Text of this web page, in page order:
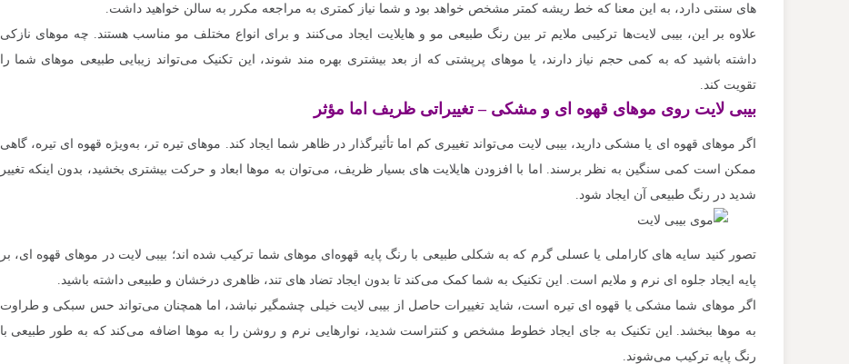
های سنتی دارد، به این معنا که خط ریشه کمتر مشخص خواهد بود و شما نیاز کمتری به مراجعه مکرر به سالن خواهید داشت.
علاوه بر این، بیبی لایت‌ها ترکیبی ملایم‌ تر بین رنگ طبیعی مو و هایلایت ایجاد می‌کنند و برای انواع مختلف مو مناسب هستند. چه موهای نازکی
داشته باشید که به کمی حجم نیاز دارند، یا موهای پرپشتی که از بعد بیشتری بهره‌ مند شوند، این تکنیک می‌تواند زیبایی طبیعی موهای شما را
تقویت کند.
بیبی لایت روی موهای قهوه‌ ای و مشکی – تغییراتی ظریف اما مؤثر
اگر موهای قهوه‌ ای یا مشکی دارید، بیبی لایت می‌تواند تغییری کم اما تأثیرگذار در ظاهر شما ایجاد کند. موهای تیره‌ تر، به‌ویژه قهوه‌ ای تیره، گاهی
ممکن است کمی سنگین به نظر برسند. اما با افزودن هایلایت‌ های بسیار ظریف، می‌توان به موها ابعاد و حرکت بیشتری بخشید، بدون اینکه تغییر
شدید در رنگ طبیعی آن ایجاد شود.
تصور کنید سایه‌ های کاراملی یا عسلی گرم که به شکلی طبیعی با رنگ پایه قهوه‌ای موهای شما ترکیب شده‌ اند؛ بیبی لایت در موهای قهوه‌ ای، بر
پایه ایجاد جلوه‌ ای نرم و ملایم است. این تکنیک به شما کمک می‌کند تا بدون ایجاد تضاد های تند، ظاهری درخشان و طبیعی داشته باشید.
اگر موهای شما مشکی یا قهوه‌ ای تیره است، شاید تغییرات حاصل از بیبی لایت خیلی چشمگیر نباشد، اما همچنان می‌تواند حس سبکی و طراوت
به موها ببخشد. این تکنیک به جای ایجاد خطوط مشخص و کنتراست شدید، نوارهایی نرم و روشن را به موها اضافه می‌کند که به طور طبیعی با
رنگ پایه ترکیب می‌شوند.